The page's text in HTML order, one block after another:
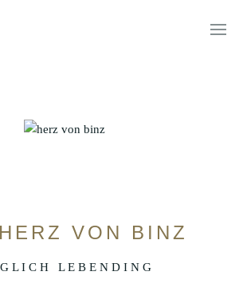
VON BINZ
L I C H L E B E N D I N G